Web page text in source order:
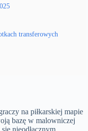
transferowych
na piłkarskiej mapie
bazę w malowniczej
nieodłącznym